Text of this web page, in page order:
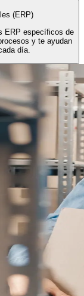
(ERP)
ERP específicos de
y te ayudan
día.